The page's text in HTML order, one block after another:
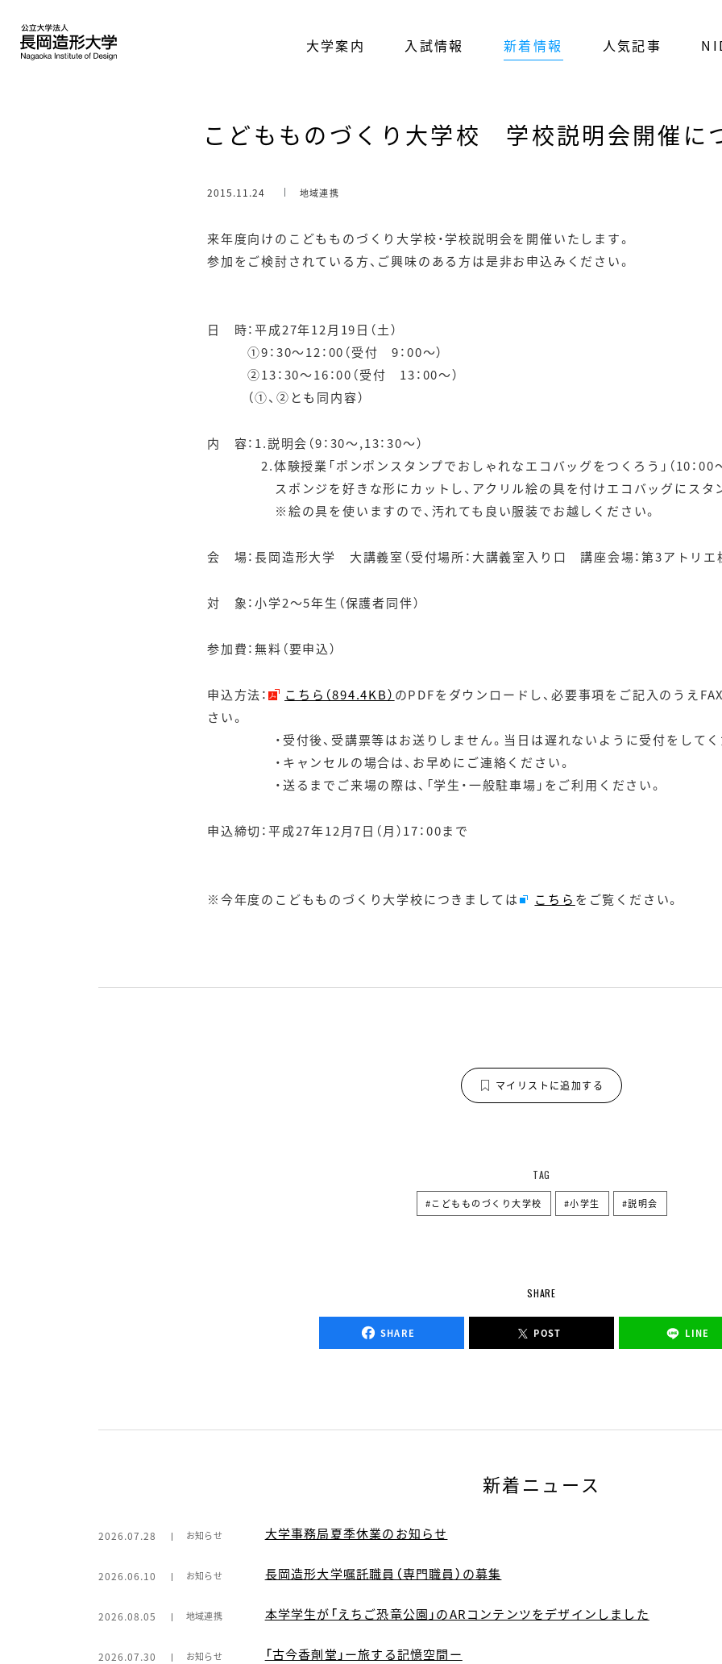
大学案内 入試情報 新着情報 人気記事
こどもものづくり大学校 学校説明会開催に
2015.11.24 地域連携
来年度向けのこどもものづくり大学校・学校説明会を開催いたします。
参加をご検討されている方、ご興味のある方は是非お申込みください。
日 時：平成27年12月19日（土）
①9：30～12：00（受付 9：00～）
②13：30～16：00（受付 13：00～）
（①、②とも同内容）
内 容：1.説明会（9：30～,13：30～）
2.体験授業「ポンポンスタンプでおしゃれなエコバッグをつくろう」（10：00～
スポンジを好きな形にカットし、アクリル絵の具を付けエコバッグにスタ
※絵の具を使いますので、汚れても良い服装でお越しください。
会 場：長岡造形大学 大講義室（受付場所：大講義室入り口 講座会場：第3アトリ
対 象：小学2～5年生（保護者同伴）
参加費：無料（要申込）
申込方法： こちら（894.4KB） のPDFをダウンロードし、必要事項をご記入のうえ
さい。
・受付後、受講票等はお送りしません。当日は遅れないように受付をしてく
・キャンセルの場合は、お早めにご連絡ください。
・送るまでご来場の際は、「学生・一般駐車場」をご利用ください。
申込締切：平成27年12月7日（月）17：00まで
※今年度のこどもものづくり大学校につきましては こちら をご覧ください。
マイリストに追加する
TAG
こどもものづくり大学校 小学生 説明会
SHARE
SHARE POST LINE
新着ニュース
2026.07.28 お知らせ 大学事務局夏季休業のお知らせ
2026.06.10 お知らせ 長岡造形大学嘱託職員（専門職員）の募集
2026.08.05 地域連携 本学学生が「えちご恐竜公園」のARコンテンツをデザインしました
2026.07.30 お知らせ 「古今香劑堂」ー旅する記憶空間ー